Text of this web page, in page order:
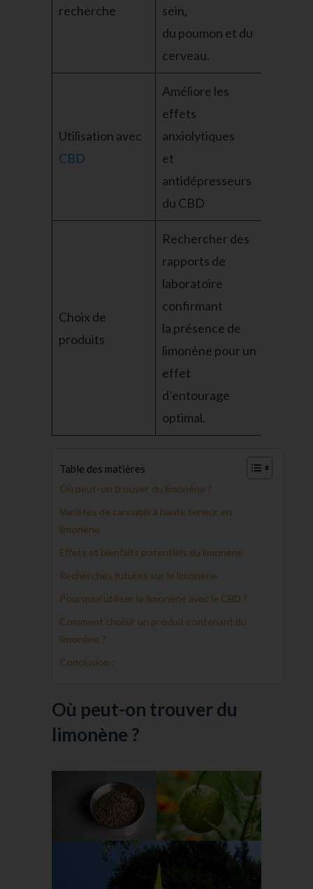
recherche
sein,
du poumon et du
cerveau.
Utilisation avec
CBD
Améliore les
effets
anxiolytiques
et
antidépresseurs
du CBD
Choix de
produits
Rechercher des
rapports de
laboratoire
confirmant
la présence de
limonène pour un
effet
d’entourage
optimal.
Table des matières
Où peut-on trouver du limonène ?
Variétés de cannabis à haute teneur en
limonène
Effets et bienfaits potentiels du limonène
Recherches futures sur le limonène
Pourquoi utiliser le limonène avec le CBD ?
Comment choisir un produit contenant du
limonène ?
Conclusion :
Où peut-on trouver du
limonène ?